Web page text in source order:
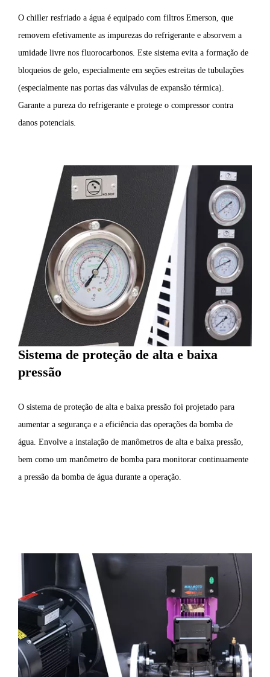
O chiller resfriado a água é equipado com filtros Emerson, que
removem efetivamente as impurezas do refrigerante e absorvem a
umidade livre nos fluorocarbonos. Este sistema evita a formação de
bloqueios de gelo, especialmente em seções estreitas de tubulações
(especialmente nas portas das válvulas de expansão térmica).
Garante a pureza do refrigerante e protege o compressor contra
danos potenciais.
Sistema de proteção de alta e baixa
pressão
O sistema de proteção de alta e baixa pressão foi projetado para
aumentar a segurança e a eficiência das operações da bomba de
água. Envolve a instalação de manômetros de alta e baixa pressão,
bem como um manômetro de bomba para monitorar continuamente
a pressão da bomba de água durante a operação.